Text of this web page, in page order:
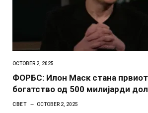
OCTOBER 2, 2025
ФОРБС: Илон Маск стана
богатство од 500 милијарди
СВЕТ OCTOBER 2, 2025